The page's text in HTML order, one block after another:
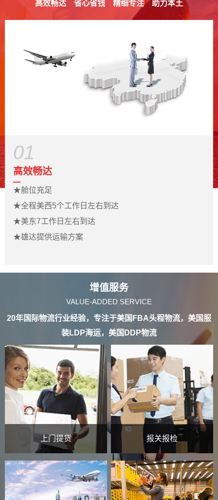
高效畅达 省心省钱 精细专注 助力本土
01
高效畅达
★舱位充足
★全程美西5个工作日左右到达
★美东7工作日 左右到达
★雄达提供运输方案
增值服务
VALUE-ADDED SERVICE
20年国际物流行业经验，专注于美国FBA头程物流，美国服
装LDP海运，美国DDP物流
上门提货 报关报检